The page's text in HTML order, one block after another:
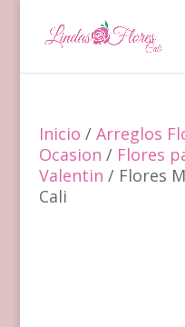
Inicio / Arreglos
Ocasion / Flores
Valentin / Flores
Cali